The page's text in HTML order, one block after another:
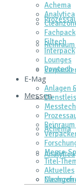
Messen
Achema
Analytica
Achema
Analytica
Fachpack
Filtech
Interpack
Lounges
Powtech
E‑Mag
Anlagen
Messe-
Titel-
Aktuelles